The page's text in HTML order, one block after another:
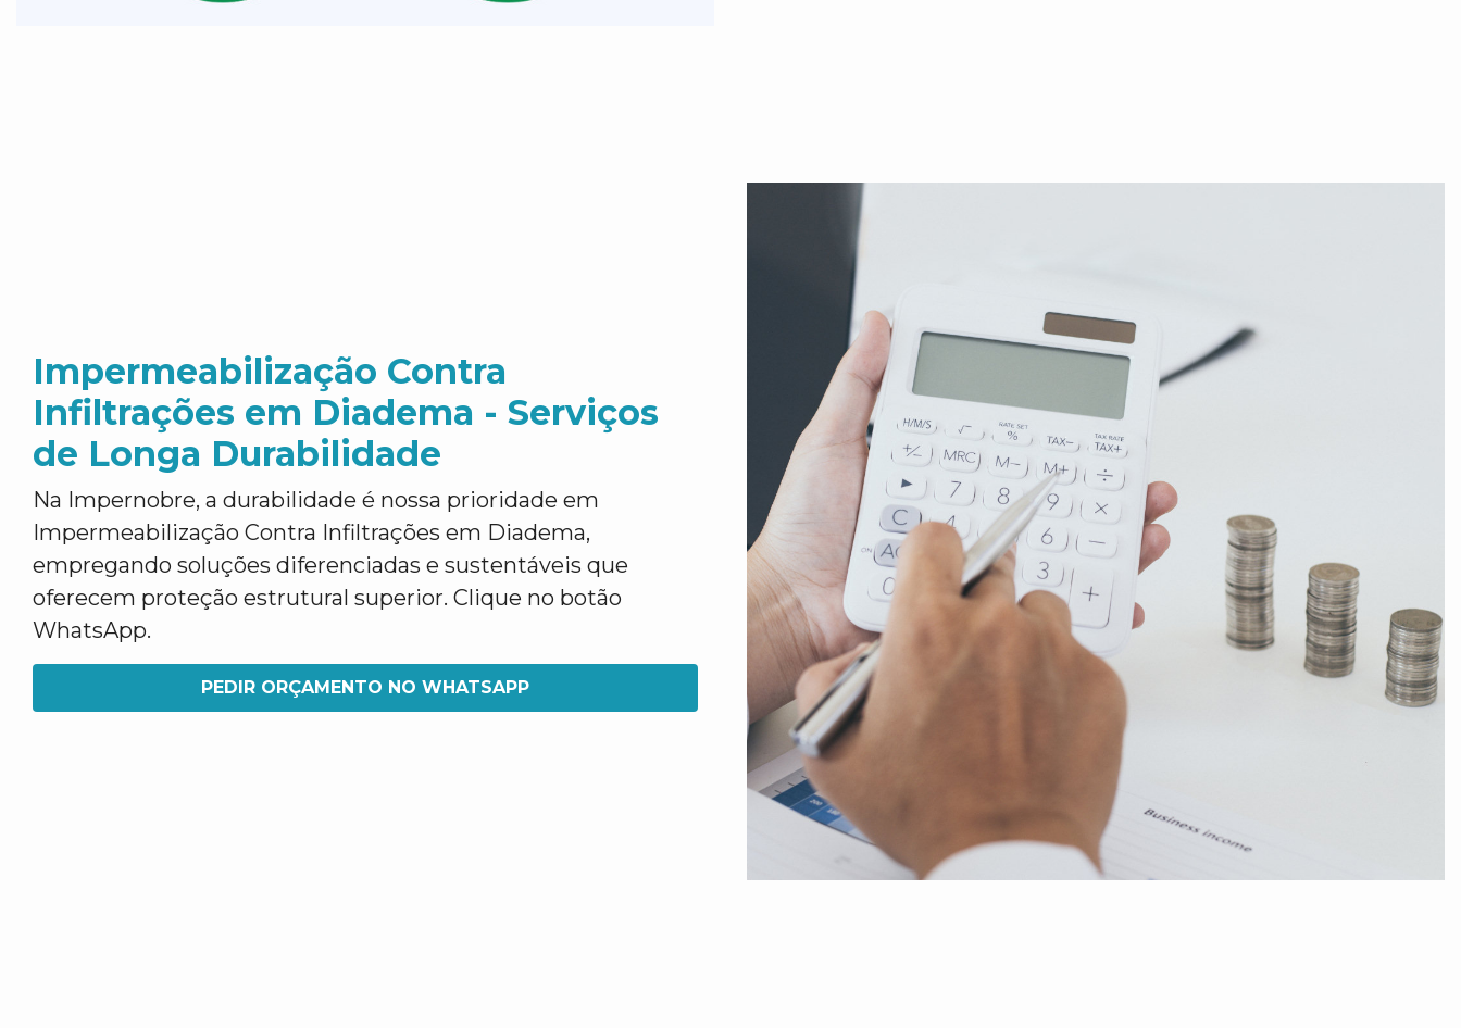
Impermeabilização Contra
Infiltrações em Diadema - Serviços
de Longa Durabilidade
Na Impernobre, a durabilidade é nossa prioridade em
Impermeabilização Contra Infiltrações em Diadema,
empregando soluções diferenciadas e sustentáveis que
oferecem proteção estrutural superior. Clique no botão
WhatsApp.
PEDIR ORÇAMENTO NO WHATSAPP